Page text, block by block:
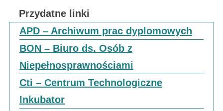
Przydatne linki
APD – Archiwum prac dyplomowych
BON – Biuro ds. Osób z
Niepełnosprawnościami
Cti – Centrum Technologiczne
Inkubator